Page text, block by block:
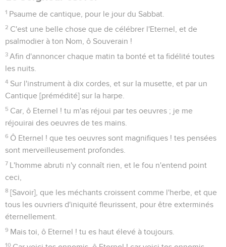
que je désire].
13
Le juste fleurira comme la palme, il croîtra comme le cèdre
au Liban.
14
Etant plantés dans la maison de l'Eternel, ils fleuriront dans
les parvis de notre Dieu.
15
blanche ; ils seront en bon point, et demeureront verts ;
16
Afin d'annoncer que l'Eternel [est] droit ; c’est mon rocher,
et il n'y a point d'injustice en lui.
Psaumes 93
Seuls les Évangiles sont disponibles en vidéo pour le moment.
Dieu vengeur de l'injustice
1 L'Eternel règne, il est revêtu de magnificence, l'Eternel est
revêtu de force, il s'en est ceint ; aussi la terre habitable est
affermie, tellement qu'elle ne sera point ébranlée.